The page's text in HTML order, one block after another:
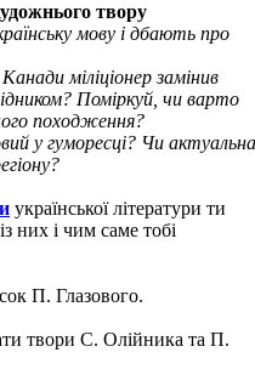
твору
мову і дбають про
міліціонер замінив
Поміркуй, чи варто
походження?
у гуморесці? Чи актуальна
української літератури ти
них і чим саме тобі
П. Глазового.
твори С. Олійника та П.